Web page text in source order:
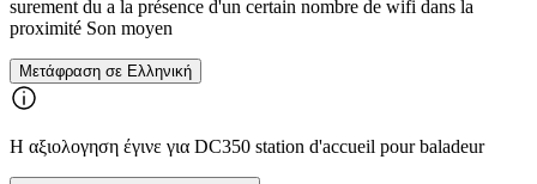
surement du a la présence d'un certain nombre de wifi dans la
proximité Son moyen
Μετάφραση σε Ελληνική
Η αξιολογηση έγινε για DC350 station d'accueil pour baladeur